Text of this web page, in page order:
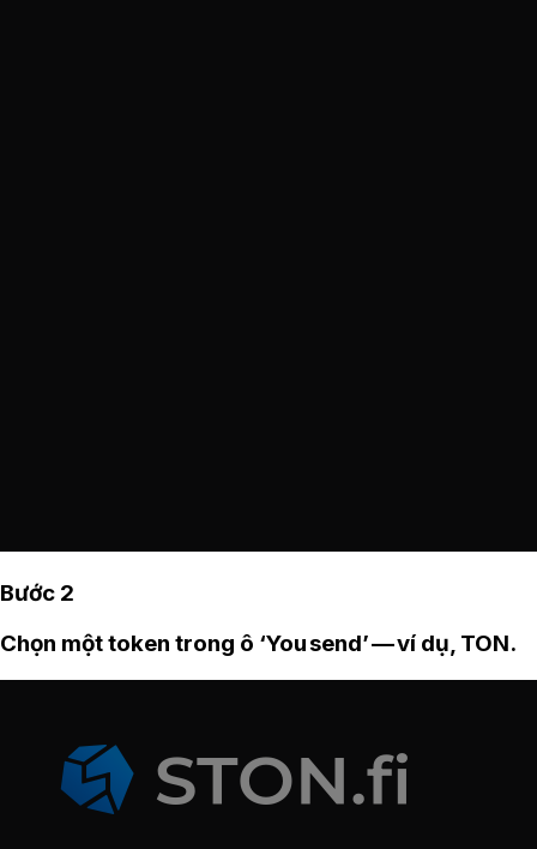
Bước 2
Chọn một token trong ô ‘You send’ — ví dụ, TON.